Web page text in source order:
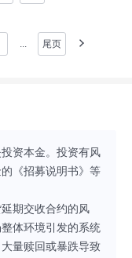
... 尾页
资本金。投资有风
《招募说明书》等
期交收合约的风
体环境引发的系统
量赎回或暴跌导致